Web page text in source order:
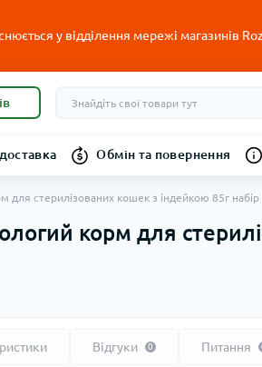
у відділення мережі магазинів
Обмін та повернення
стерилізованих кошек з індейкою 85г набір
корм для
Відгуки 0 Питання